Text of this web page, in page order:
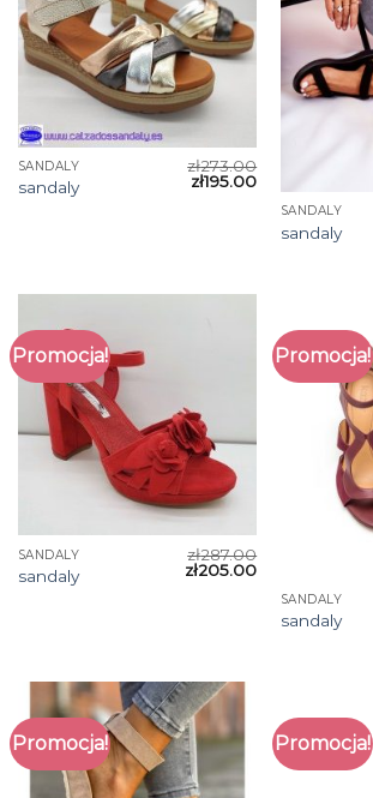
SANDALY
sandaly
zł273.00
zł195.00
SANDALY
sandaly
Promocja!
SANDALY
sandaly
zł287.00
zł205.00
Promocja!
SANDALY
sandaly
Promocja! Promocja!